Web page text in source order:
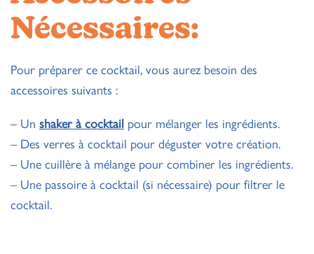
Nécessaires:
Pour préparer ce cocktail, vous aurez besoin des
accessoires suivants :
– Un shaker à cocktail pour mélanger les ingrédients.
– Des verres à cocktail pour déguster votre création.
– Une cuillère à mélange pour combiner les ingrédients.
– Une passoire à cocktail (si nécessaire) pour filtrer le
cocktail.